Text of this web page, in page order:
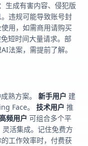
生成有害内容、侵犯版
违规可能导致账号封
用，如需商用请购买
短时间大量请求。部
法案，需提前了解。
熟方案。 新手用户 建
Face。 技术用户 推
频用户 可组合多个平
活集成。记住免费方
工作效率时，付费获